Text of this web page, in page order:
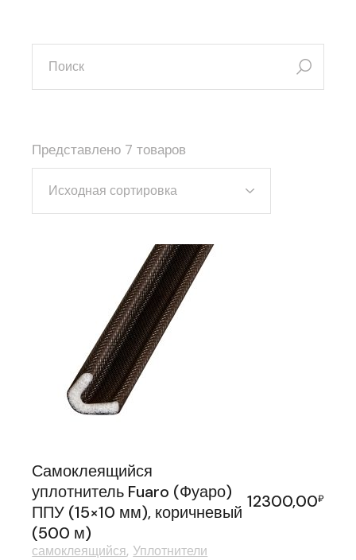
искать:
Представлено 7 товаров
Исходная сортировка
Самоклеящийся
уплотнитель Fuaro (Фуаро)
ППУ (15×10 мм), коричневый
(500 м)
12300,00₽
самоклеящийся Уплотнители